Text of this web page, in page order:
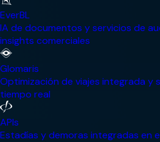
EverBL
IA de documentos y servicios de
insights comerciales
Glomaris
Optimización de viajes integrada y
tiempo real
APIs
Estadías y demoras integradas en